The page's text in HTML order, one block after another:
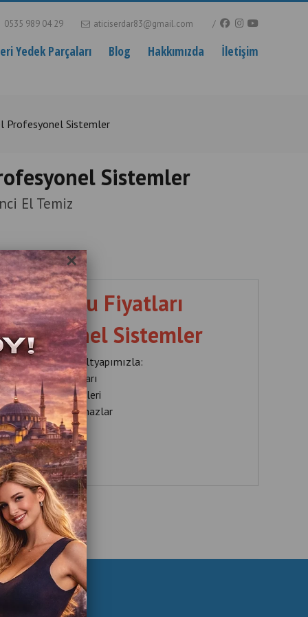
×
0535 989 04 29 aticiserdar83@gmail.com
Yedek Parçaları Blog Hakkımızda İletişim
Profesyonel Sistemler
Sistemler
El Temiz
Koltuğu Fiyatları
Sistemler
teknik servis altyapımızla:
masaj koltukları
koltuğu sistemleri
yapılmış cihazlar
yapılmaktadır.
Özellikle:
salonları
merkezleri
işletmeleri
alanları
✔ Oteller
çözümler sunuyoruz.